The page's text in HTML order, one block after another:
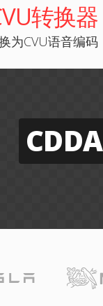
转换器
为CVU语音编码
CDDA